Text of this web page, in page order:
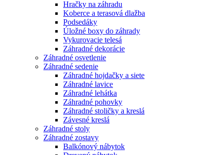
Hračky na záhradu
Koberce a terasová dlažba
Podsedáky
Úložné boxy do záhrady
Vykurovacie telesá
Záhradné dekorácie
Záhradné osvetlenie
Záhradné sedenie
Záhradné hojdačky a siete
Záhradné lavice
Záhradné lehátka
Záhradné pohovky
Záhradné stoličky a kreslá
Závesné kreslá
Záhradné stoly
Záhradné zostavy
Balkónový nábytok